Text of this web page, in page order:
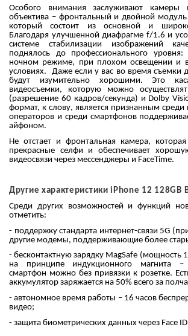
Особого внимания заслуживают камеры
объектива – фронтальный и двойной
который состоит из основной и
Благодаря улучшенной диафрагме f/1.6 и
системе стабилизации изображений
поднялось до профессионального
ночном режиме, при плохом освещении и в
условиях. Даже если у вас во время съемки
будут изумительно хорошими. Это
видеосъемки, которую можно
(разрешение 60 кадров/секунда) и Dolby
формат, к слову, является признанным
операторов и среди смартфонов
айфоном.
Не отстает и фронтальная камера,
прекрасные селфи и обеспечивает
видеосвязи через мессенджеры и FaceTime.
Другие характеристики iPhone 12 128GB
Среди других возможностей и функций
отметить:
- поддержку стандарта интернет-связи 5G
другие модемы, поддерживающие более
- бесконтактную зарядку MagSafe (мощность
на принципе индукционного магнита –
смартфон можно без привязки к розетке.
аккумулятор заряжается на 50% всего за
- автономное время работы – 16 часов
видео;
- защита биометрических данных через Face